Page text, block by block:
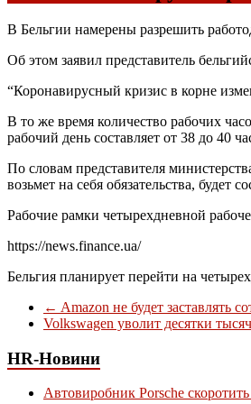
В Бельгии намерены разрешить
Об этом заявил представитель
“Коронавирусный кризис в корне
В то же время количество рабочих
рабочий день составляет от 38 до 40
По словам представителя
возьмет на себя обязательства, будет
Рабочие рамки четырехдневной
https://news.finance.ua/
Бельгия планирует перейти на
← Amazon не будет заставлять
Volkswagen уволит десятки
HR-Новини
Автовиробник Porsche